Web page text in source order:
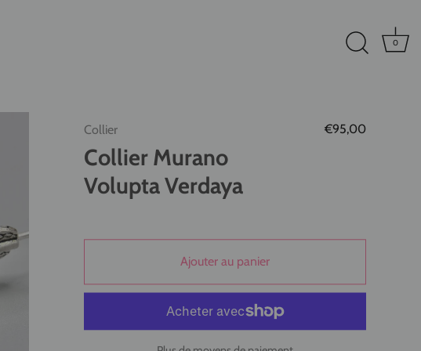
0
Collier €95,00
Collier Murano
Volupta Verdaya
Ajouter au panier